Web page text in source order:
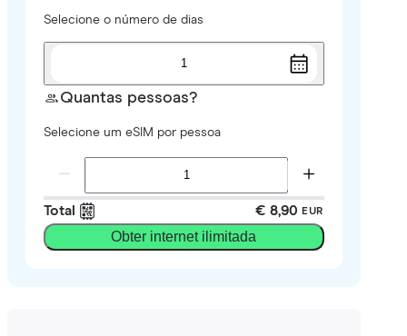
Selecione o número de dias
1
Quantas pessoas?
Selecione um eSIM por pessoa
Total € 8,90 EUR
Obter internet ilimitada